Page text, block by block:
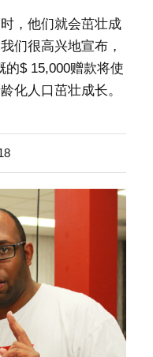
，他们就会茁壮成
们很高兴地宣布，
的$ 15,000赠款将使
化人口茁壮成长。